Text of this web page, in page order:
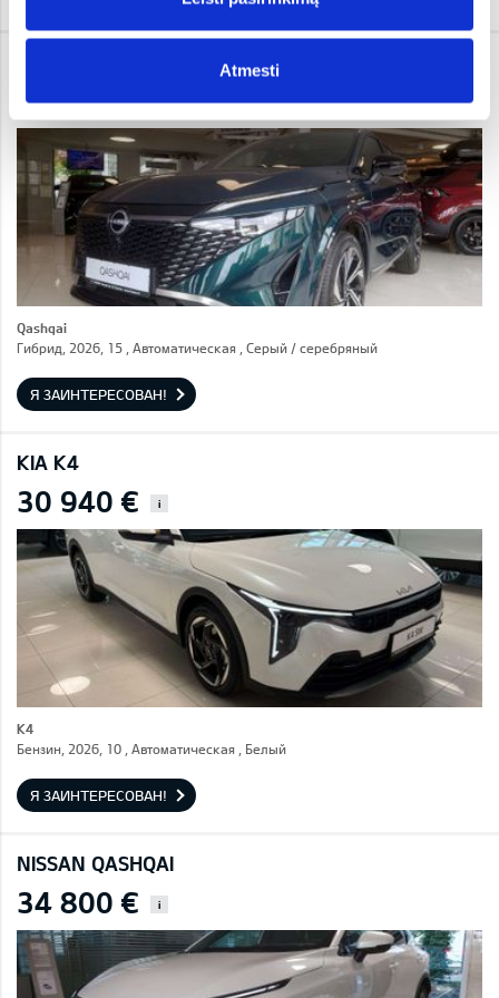
Atmesti
37 450 € i
Qashqai
Гибрид, 2026, 15 , Автоматическая , Серый / cеребряный
Я ЗАИНТЕРЕСОВАН!
KIA K4
30 940 € i
K4
Бензин, 2026, 10 , Автоматическая , Белый
Я ЗАИНТЕРЕСОВАН!
NISSAN QASHQAI
34 800 € i